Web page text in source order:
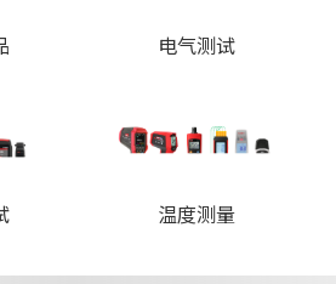
电气测试
温度测量